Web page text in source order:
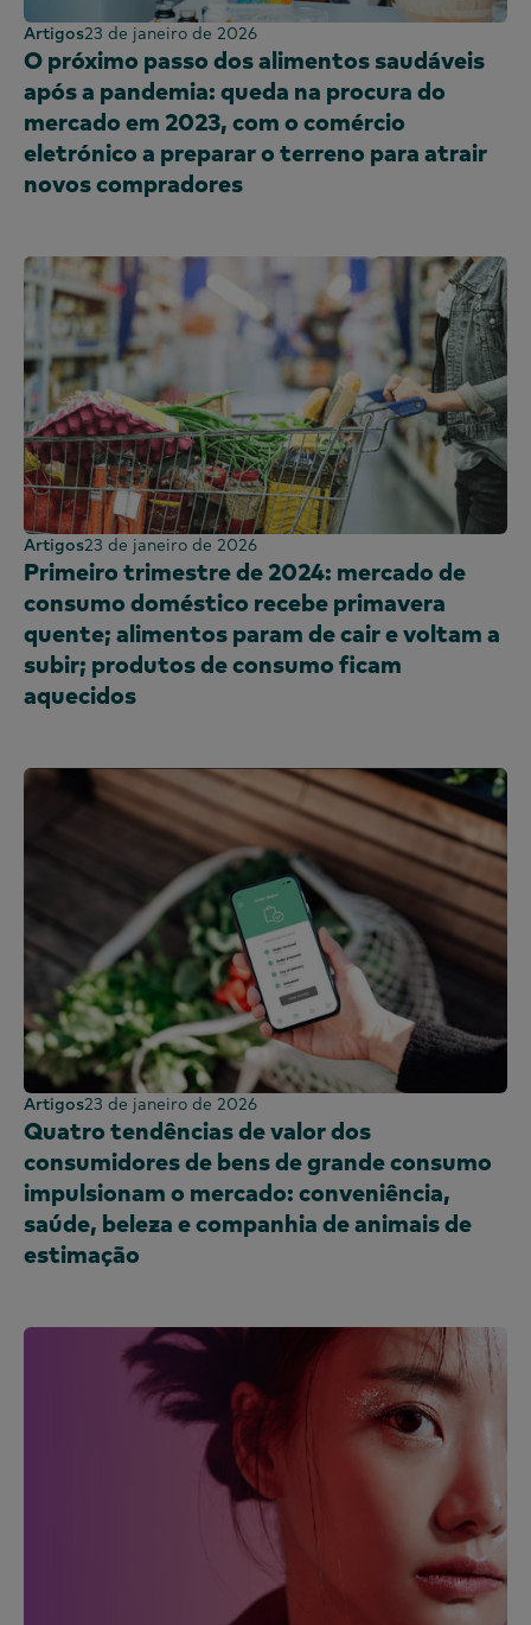
Artigos23 de janeiro de 2026
O próximo passo dos alimentos saudáveis
após a pandemia: queda na procura do
mercado em 2023, com o comércio
eletrónico a preparar o terreno para atrair
novos compradores
Artigos23 de janeiro de 2026
Primeiro trimestre de 2024: mercado de
consumo doméstico recebe primavera
quente; alimentos param de cair e voltam a
subir; produtos de consumo ficam
aquecidos
Artigos23 de janeiro de 2026
Quatro tendências de valor dos
consumidores de bens de grande consumo
impulsionam o mercado: conveniência,
saúde, beleza e companhia de animais de
estimação